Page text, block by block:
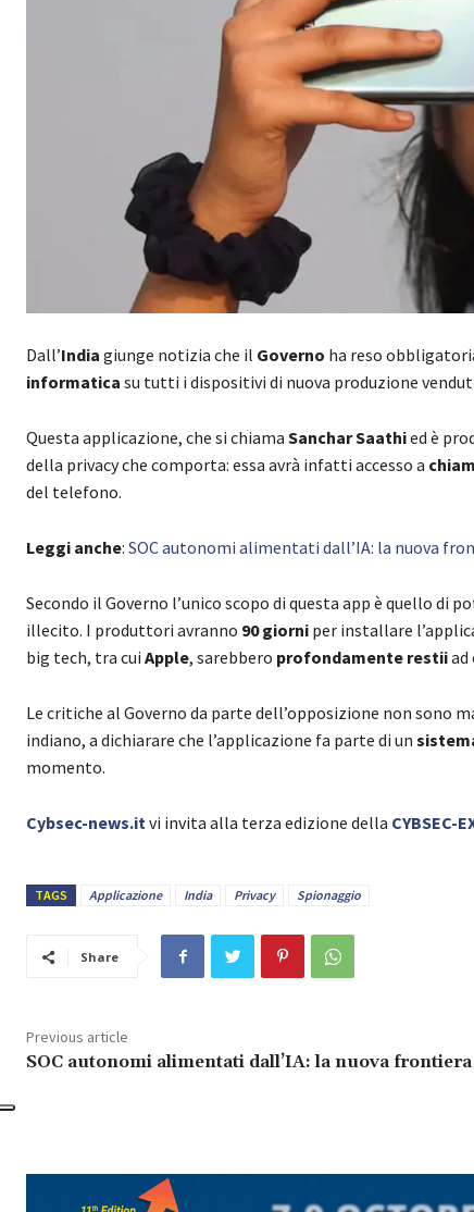
Dall’India giunge notizia che il Governo ha reso
informatica su tutti i dispositivi di nuova produzione
Questa applicazione, che si chiama Sanchar Saathied è
della privacy che comporta: essa avrà infatti accesso a
del telefono.
Leggi anche: SOC autonomi alimentati dall’IA: la nuova
Secondo il Governo l’unico scopo di questa app è quello di
illecito. I produttori avranno 90 giorni per installare
big tech, tra cui Apple, sarebbero profondamente restiiad
Le critiche al Governo da parte dell’opposizione non sono
indiano, a dichiarare che l’applicazione fa parte di un
momento.
Cybsec-news.itvi invita alla terza edizione della CYBSEC-
TAGS Applicazione India Privacy Spionaggio
Share
Previous article
SOC autonomi alimentati dall’IA: la nuova frontiera